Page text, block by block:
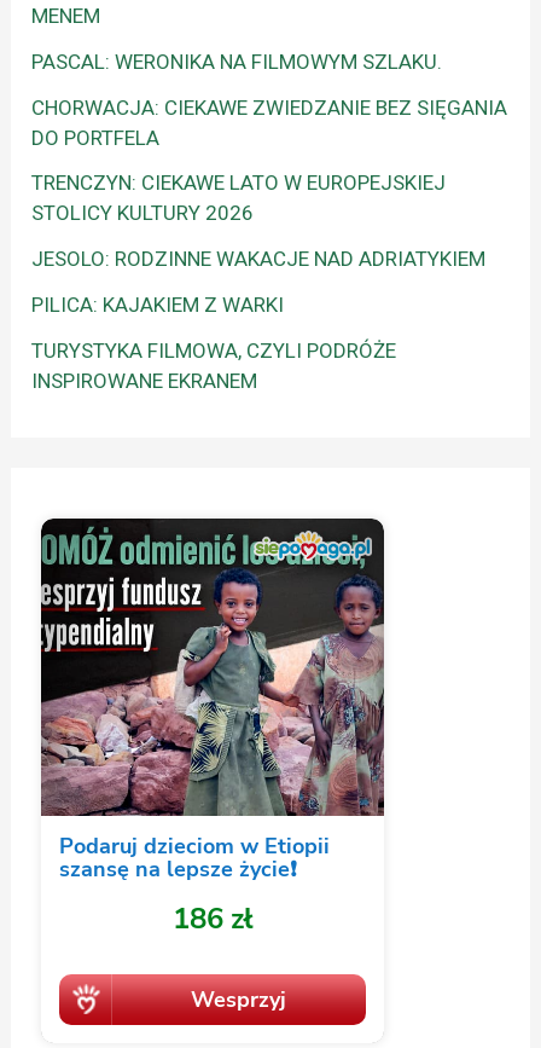
MENEM
PASCAL: WERONIKA NA FILMOWYM SZLAKU.
CHORWACJA: CIEKAWE ZWIEDZANIE BEZ SIĘGANIA
DO PORTFELA
TRENCZYN: CIEKAWE LATO W EUROPEJSKIEJ
STOLICY KULTURY 2026
JESOLO: RODZINNE WAKACJE NAD ADRIATYKIEM
PILICA: KAJAKIEM Z WARKI
TURYSTYKA FILMOWA, CZYLI PODRÓŻE
INSPIROWANE EKRANEM